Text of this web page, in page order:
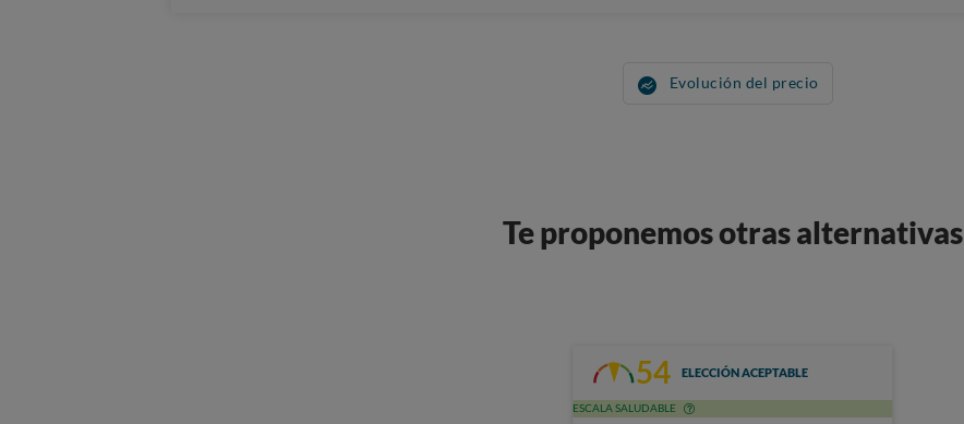
Evolución del precio
Te proponemos otras alternativas
54 ELECCIÓN ACEPTABLE
ESCALA SALUDABLE